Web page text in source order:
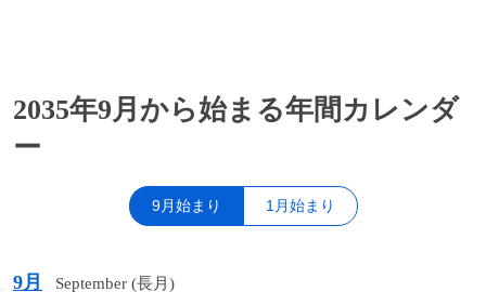
2035年9月から始まる年間カレンダ
ー
9月始まり 1月始まり
9月 September (長月)